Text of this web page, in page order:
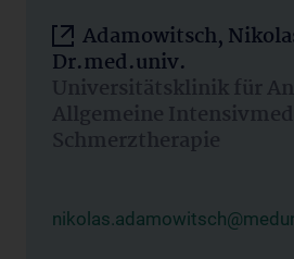
Adamowitsch,
Dr.med.univ.
Universitätsklinik für
Allgemeine
Schmerztherapie